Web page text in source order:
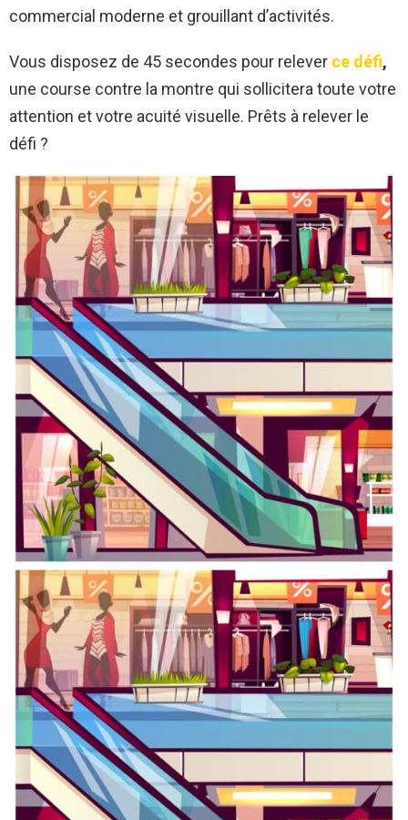
commercial moderne et grouillant d’activités.
Vous disposez de 45 secondes pour relever ce défi,
une course contre la montre qui sollicitera toute votre
attention et votre acuité visuelle. Prêts à relever le
défi ?